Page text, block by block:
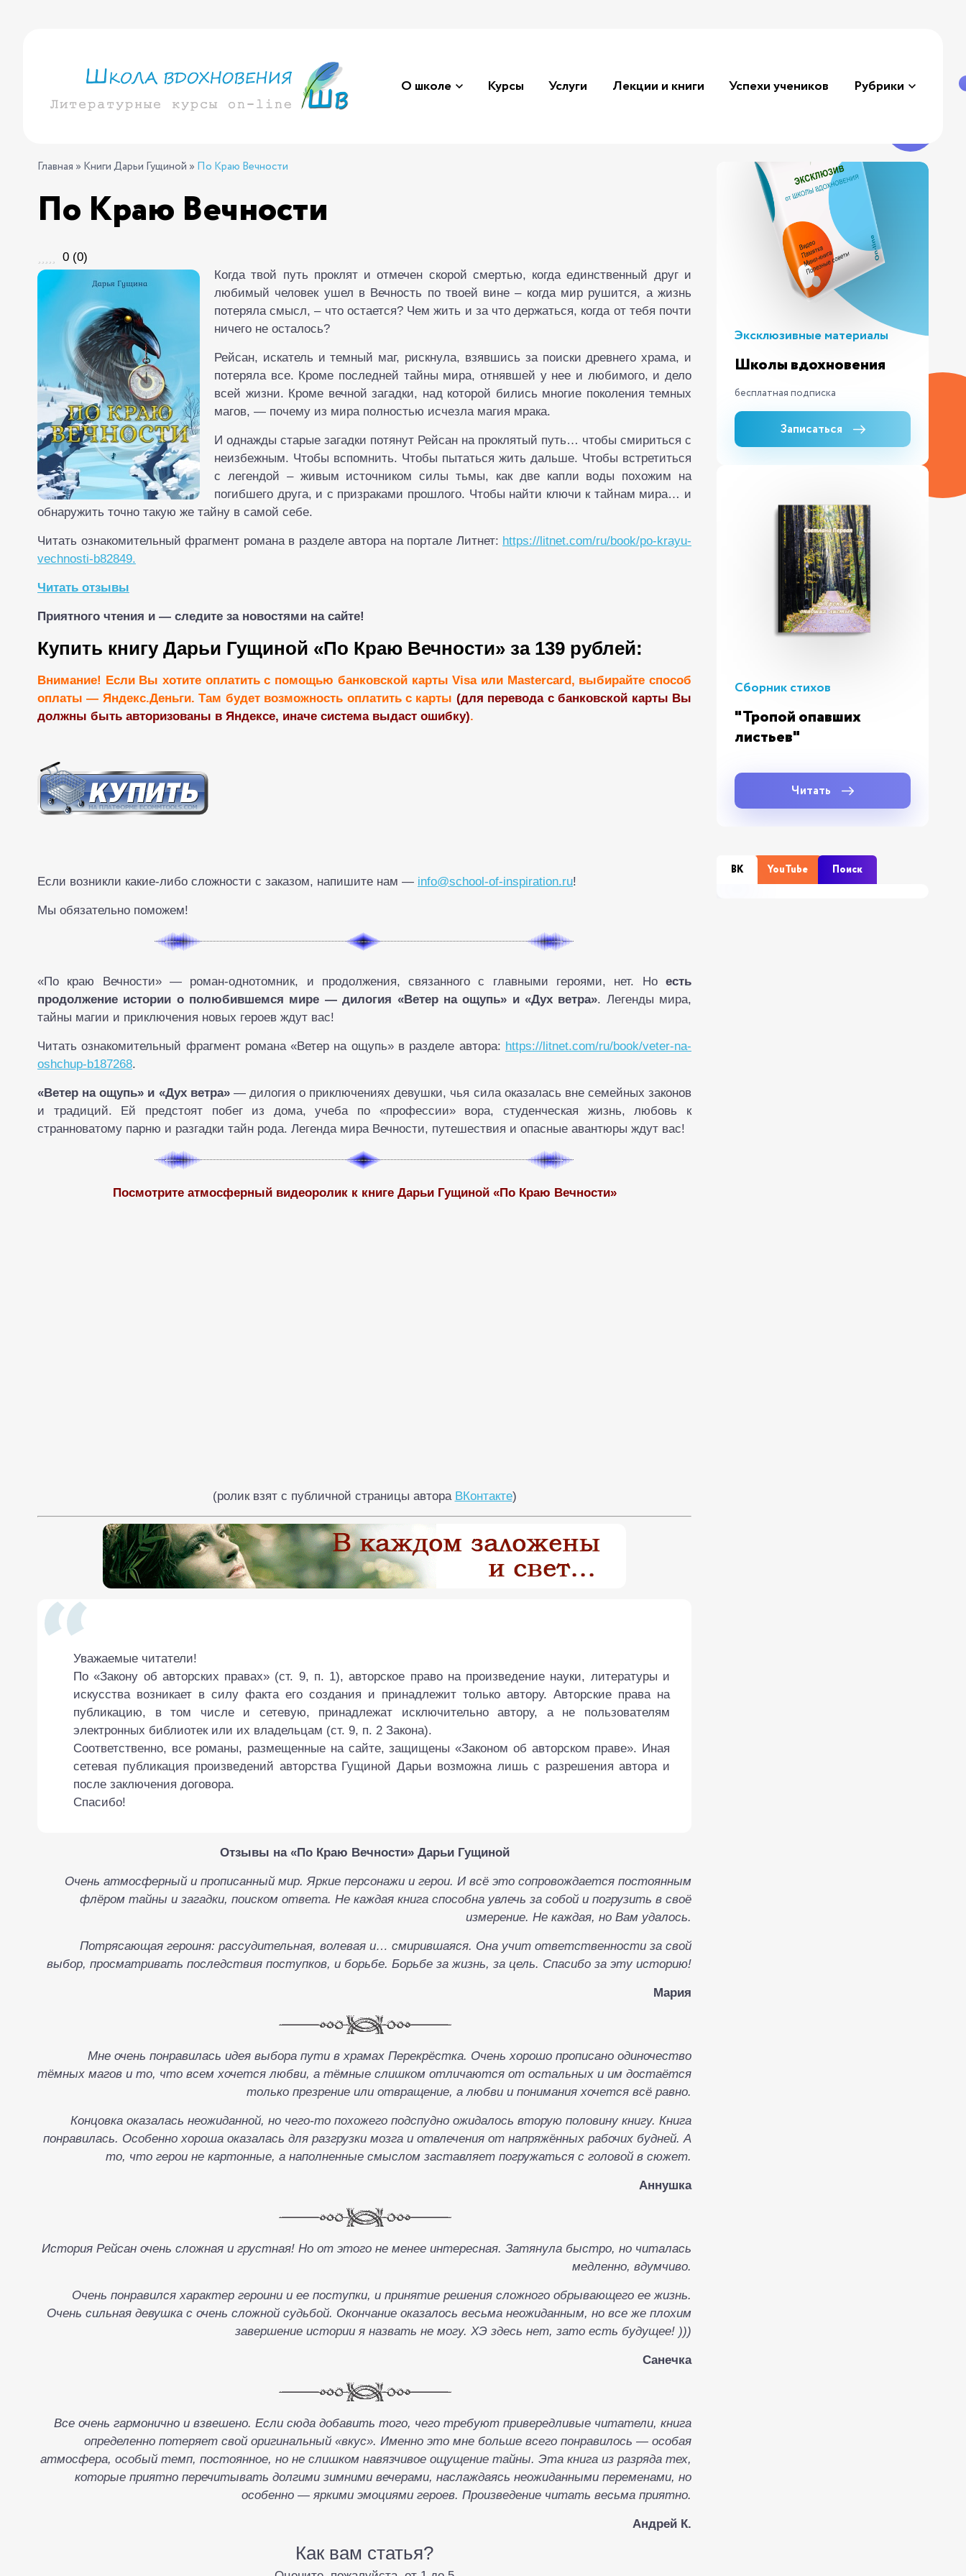
О школе Курсы Услуги Лекции и книги Успехи учеников Рубрики
Главная » Книги Дарьи Гущиной » По Краю Вечности
По Краю Вечности
0 (0)
Когда твой путь проклят и отмечен скорой смертью, когда единственный друг и
любимый человек ушел в Вечность по твоей вине – когда мир рушится, а жизнь
потеряла смысл, – что остается? Чем жить и за что держаться, когда от тебя почти
ничего не осталось?
Рейсан, искатель и темный маг, рискнула, взявшись за поиски древнего храма, и
потеряла все. Кроме последней тайны мира, отнявшей у нее и любимого, и дело
всей жизни. Кроме вечной загадки, над которой бились многие поколения темных
магов, — почему из мира полностью исчезла магия мрака.
И однажды старые загадки потянут Рейсан на проклятый путь… чтобы смириться с
неизбежным. Чтобы вспомнить. Чтобы пытаться жить дальше. Чтобы встретиться
с легендой – живым источником силы тьмы, как две капли воды похожим на
погибшего друга, и с призраками прошлого. Чтобы найти ключи к тайнам мира… и
обнаружить точно такую же тайну в самой себе.
Читать ознакомительный фрагмент романа в разделе автора на портале Литнет: https://litnet.com/ru/book/po-krayu-
vechnosti-b82849.
Читать отзывы
Приятного чтения и — следите за новостями на сайте!
Купить книгу Дарьи Гущиной «По Краю Вечности» за 139 рублей:
Внимание! Если Вы хотите оплатить с помощью банковской карты Visa или Mastercard, выбирайте способ
оплаты — Яндекс.Деньги. Там будет возможность оплатить с карты (для перевода с банковской карты Вы
должны быть авторизованы в Яндексе, иначе система выдаст ошибку).
Если возникли какие-либо сложности с заказом, напишите нам — info@school-of-inspiration.ru!
Мы обязательно поможем!
«По краю Вечности» — роман-однотомник, и продолжения, связанного с главными героями, нет. Но есть
продолжение истории о полюбившемся мире — дилогия «Ветер на ощупь» и «Дух ветра». Легенды мира,
тайны магии и приключения новых героев ждут вас!
Читать ознакомительный фрагмент романа «Ветер на ощупь» в разделе автора: https://litnet.com/ru/book/veter-na-
oshchup-b187268.
«Ветер на ощупь» и «Дух ветра»— дилогия о приключениях девушки, чья сила оказалась вне семейных законов
и традиций. Ей предстоят побег из дома, учеба по «профессии» вора, студенческая жизнь, любовь к
странноватому парню и разгадки тайн рода. Легенда мира Вечности, путешествия и опасные авантюры ждут вас!
Посмотрите атмосферный видеоролик к книге Дарьи Гущиной «По Краю Вечности»
(ролик взят с публичной страницы автора ВКонтакте)
Уважаемые читатели!
По «Закону об авторских правах» (ст. 9, п. 1), авторское право на произведение науки, литературы и
искусства возникает в силу факта его создания и принадлежит только автору. Авторские права на
публикацию, в том числе и сетевую, принадлежат исключительно автору, а не пользователям
электронных библиотек или их владельцам (ст. 9, п. 2 Закона).
Соответственно, все романы, размещенные на сайте, защищены «Законом об авторском праве». Иная
сетевая публикация произведений авторства Гущиной Дарьи возможна лишь с разрешения автора и
после заключения договора.
Спасибо!
Отзывы на «По Краю Вечности» Дарьи Гущиной
Очень атмосферный и прописанный мир. Яркие персонажи и герои. И всё это сопровождается постоянным
флёром тайны и загадки, поиском ответа. Не каждая книга способна увлечь за собой и погрузить в своё
измерение. Не каждая, но Вам удалось.
Потрясающая героиня: рассудительная, волевая и… смирившаяся. Она учит ответственности за свой
выбор, просматривать последствия поступков, и борьбе. Борьбе за жизнь, за цель. Спасибо за эту историю!
Мария
Мне очень понравилась идея выбора пути в храмах Перекрёстка. Очень хорошо прописано одиночество
тёмных магов и то, что всем хочется любви, а тёмные слишком отличаются от остальных и им достаётся
только презрение или отвращение, а любви и понимания хочется всё равно.
Концовка оказалась неожиданной, но чего-то похожего подспудно ожидалось вторую половину книгу. Книга
понравилась. Особенно хороша оказалась для разгрузки мозга и отвлечения от напряжённых рабочих будней. А
то, что герои не картонные, а наполненные смыслом заставляет погружаться с головой в сюжет.
Аннушка
История Рейсан очень сложная и грустная! Но от этого не менее интересная. Затянула быстро, но читалась
медленно, вдумчиво.
Очень понравился характер героини и ее поступки, и принятие решения сложного обрывающего ее жизнь.
Очень сильная девушка с очень сложной судьбой. Окончание оказалось весьма неожиданным, но все же плохим
завершение истории я назвать не могу. ХЭ здесь нет, зато есть будущее! )))
Санечка
Все очень гармонично и взвешено. Если сюда добавить того, чего требуют привередливые читатели, книга
определенно потеряет свой оригинальный «вкус». Именно это мне больше всего понравилось — особая
атмосфера, особый темп, постоянное, но не слишком навязчивое ощущение тайны. Эта книга из разряда тех,
которые приятно перечитывать долгими зимними вечерами, наслаждаясь неожиданными переменами, но
особенно — яркими эмоциями героев. Произведение читать весьма приятно.
Андрей К.
Как вам статья?
Эксклюзивные материалы
Школы вдохновения
бесплатная подписка
Записаться
Сборник стихов
"Тропой опавших
листьев"
Читать
ВК YouTube Поиск